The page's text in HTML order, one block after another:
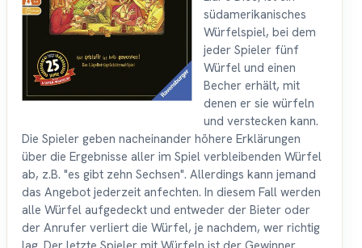
südamerikanisches
Würfelspiel, bei dem
jeder Spieler fünf
Würfel und einen
Becher erhält, mit
denen er sie würfeln
und verstecken kann.
Die Spieler geben nacheinander höhere Erklärungen
über die Ergebnisse aller im Spiel verbleibenden Würfel
ab, z.B. "es gibt zehn Sechsen". Allerdings kann jemand
das Angebot jederzeit anfechten. In diesem Fall werden
alle Würfel aufgedeckt und entweder der Bieter oder
der Anrufer verliert die Würfel, je nachdem, wer richtig